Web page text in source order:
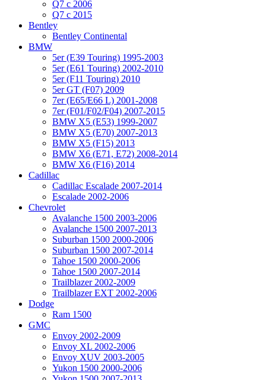
Q7 с 2006
Q7 с 2015
Bentley
Bentley Continental
BMW
5er (E39 Touring) 1995-2003
5er (E61 Touring) 2002-2010
5er (F11 Touring) 2010
5er GT (F07) 2009
7er (E65/E66 L) 2001-2008
7er (F01/F02/F04) 2007-2015
BMW X5 (E53) 1999-2007
BMW X5 (E70) 2007-2013
BMW X5 (F15) 2013
BMW X6 (E71, E72) 2008-2014
BMW X6 (F16) 2014
Cadillac
Cadillac Escalade 2007-2014
Escalade 2002-2006
Chevrolet
Avalanche 1500 2003-2006
Avalanche 1500 2007-2013
Suburban 1500 2000-2006
Suburban 1500 2007-2014
Tahoe 1500 2000-2006
Tahoe 1500 2007-2014
Trailblazer 2002-2009
Trailblazer EXT 2002-2006
Dodge
Ram 1500
GMC
Envoy 2002-2009
Envoy XL 2002-2006
Envoy XUV 2003-2005
Yukon 1500 2000-2006